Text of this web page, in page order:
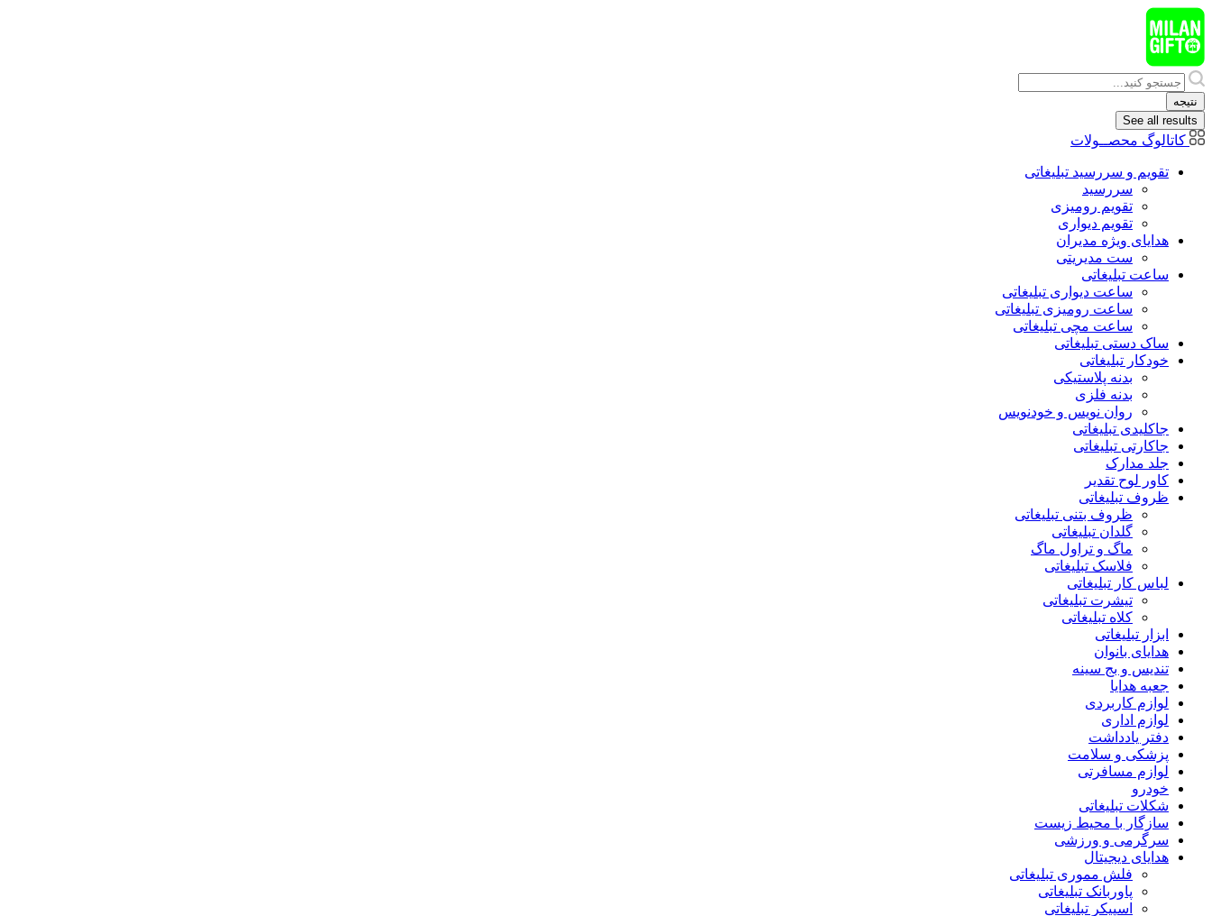
پرش
به
محتوا
Search
...
نتیجه
See all results
کاتالوگ محصــولات
تقویم و سررسید تبلیغاتی
سررسید
تقویم رومیزی
تقویم دیواری
هدایای ويژه مدیران
ست مدیریتی
ساعت تبلیغاتی
ساعت دیواری تبلیغاتی
ساعت رومیزی تبلیغاتی
ساعت مچی تبلیغاتی
ساک دستی تبلیغاتی
خودکار تبلیغاتی
بدنه پلاستیکی
بدنه فلزی
روان نویس و خودنویس
جاکلیدی تبلیغاتی
جاکارتی تبلیغاتی
جلد مدارک
کاور لوح تقدیر
ظروف تبلیغاتی
ظروف بتنی تبلیغاتی
گلدان تبلیغاتی
ماگ و تراول ماگ
فلاسک تبلیغاتی
لباس کار تبلیغاتی
تیشرت تبلیغاتی
کلاه تبلیغاتی
ابزار تبلیغاتی
هدایای بانوان
تندیس و بج سینه
جعبه هدایا
لوازم کاربردی
لوازم اداری
دفتر یادداشت
پزشکی و سلامت
لوازم مسافرتی
خودرو
شکلات تبلیغاتی
سازگار با محیط زیست
سرگرمی و ورزشی
هدایای دیجیتال
فلش مموری تبلیغاتی
پاوربانک تبلیغاتی
اسپیکر تبلیغاتی